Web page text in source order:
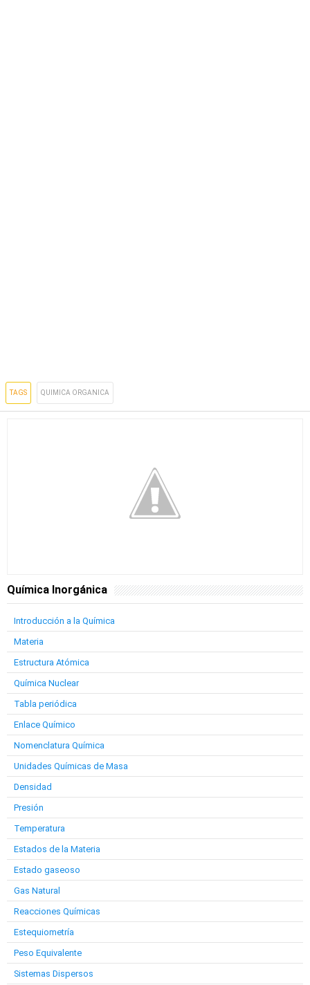
TAGS QUIMICA ORGANICA
Química Inorgánica
Introducción a la Química
Materia
Estructura Atómica
Química Nuclear
Tabla periódica
Enlace Químico
Nomenclatura Química
Unidades Químicas de Masa
Densidad
Presión
Temperatura
Estados de la Materia
Estado gaseoso
Gas Natural
Reacciones Químicas
Estequiometría
Peso Equivalente
Sistemas Dispersos